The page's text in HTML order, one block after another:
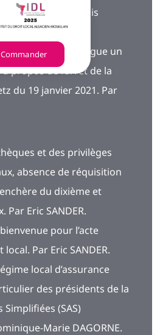
Par Francis
homologue un
propos de l’arrêt de la
du 19 janvier 2021. Par
et des privilèges
absence de réquisition
du dixième et
Eric SANDER.
pour l’acte
Par Eric SANDER.
local d’assurance
des présidents de la
(SAS)
Marie DAGORNE.
Commander